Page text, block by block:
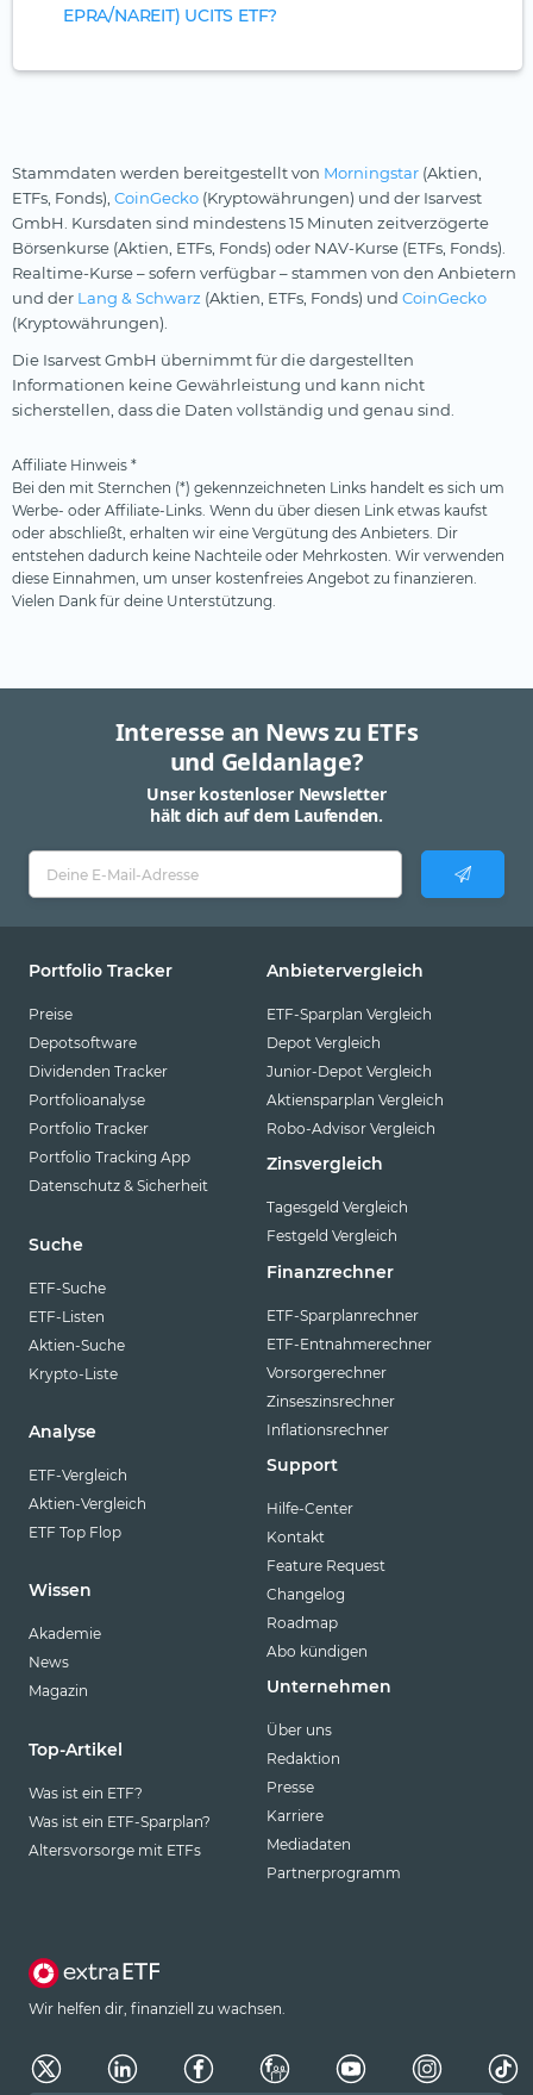
EPRA/NAREIT) UCITS ETF?
Stammdaten werden bereitgestellt von Morningstar (Aktien,
ETFs, Fonds), CoinGecko (Kryptowährungen) und der Isarvest
GmbH. Kursdaten sind mindestens 15 Minuten zeitverzögerte
Börsenkurse (Aktien, ETFs, Fonds) oder NAV-Kurse (ETFs, Fonds).
Realtime-Kurse – sofern verfügbar – stammen von den Anbietern
und der Lang & Schwarz (Aktien, ETFs, Fonds) und CoinGecko
(Kryptowährungen).
Die Isarvest GmbH übernimmt für die dargestellten
Informationen keine Gewährleistung und kann nicht
sicherstellen, dass die Daten vollständig und genau sind.
Affiliate Hinweis *
Bei den mit Sternchen (*) gekennzeichneten Links handelt es sich um
Werbe- oder Affiliate-Links. Wenn du über diesen Link etwas kaufst
oder abschließt, erhalten wir eine Vergütung des Anbieters. Dir
entstehen dadurch keine Nachteile oder Mehrkosten. Wir verwenden
diese Einnahmen, um unser kostenfreies Angebot zu finanzieren.
Vielen Dank für deine Unterstützung.
Interesse an News zu ETFs
und Geldanlage?
Unser kostenloser Newsletter
hält dich auf dem Laufenden.
Portfolio Tracker
Preise
Depotsoftware
Dividenden Tracker
Portfolioanalyse
Portfolio Tracker
Portfolio Tracking App
Datenschutz & Sicherheit
Suche
ETF-Suche
ETF-Listen
Aktien-Suche
Krypto-Liste
Analyse
ETF-Vergleich
Aktien-Vergleich
ETF Top Flop
Wissen
Akademie
News
Magazin
Top-Artikel
Was ist ein ETF?
Was ist ein ETF-Sparplan?
Altersvorsorge mit ETFs
Anbietervergleich
ETF-Sparplan Vergleich
Depot Vergleich
Junior-Depot Vergleich
Aktiensparplan Vergleich
Robo-Advisor Vergleich
Zinsvergleich
Tagesgeld Vergleich
Festgeld Vergleich
Finanzrechner
ETF-Sparplanrechner
ETF-Entnahmerechner
Vorsorgerechner
Zinseszinsrechner
Inflationsrechner
Support
Hilfe-Center
Kontakt
Feature Request
Changelog
Roadmap
Abo kündigen
Unternehmen
Über uns
Redaktion
Presse
Karriere
Mediadaten
Partnerprogramm
Wir helfen dir, finanziell zu wachsen.